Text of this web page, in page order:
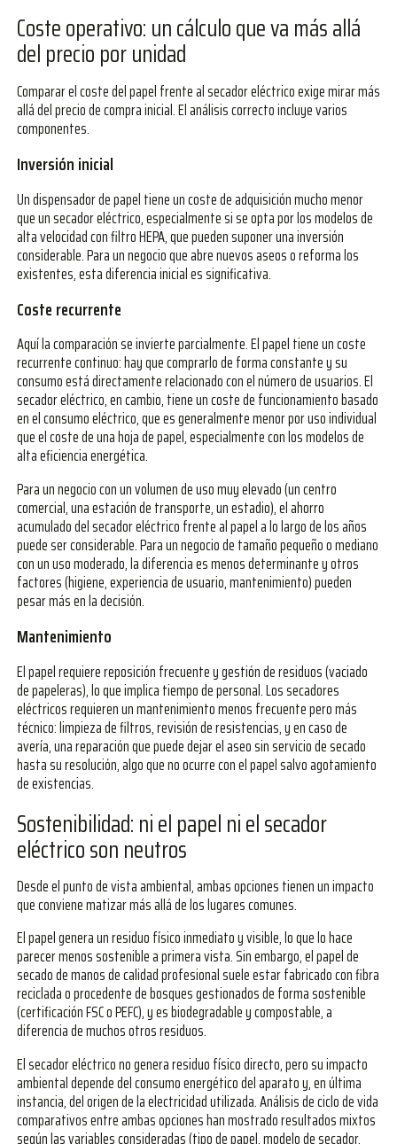
Coste operativo: un cálculo que va más allá
del precio por unidad
Comparar el coste del papel frente al secador eléctrico exige mirar más
allá del precio de compra inicial. El análisis correcto incluye varios
componentes.
Inversión inicial
Un dispensador de papel tiene un coste de adquisición mucho menor
que un secador eléctrico, especialmente si se opta por los modelos de
alta velocidad con filtro HEPA, que pueden suponer una inversión
considerable. Para un negocio que abre nuevos aseos o reforma los
existentes, esta diferencia inicial es significativa.
Coste recurrente
Aquí la comparación se invierte parcialmente. El papel tiene un coste
recurrente continuo: hay que comprarlo de forma constante y su
consumo está directamente relacionado con el número de usuarios. El
secador eléctrico, en cambio, tiene un coste de funcionamiento basado
en el consumo eléctrico, que es generalmente menor por uso individual
que el coste de una hoja de papel, especialmente con los modelos de
alta eficiencia energética.
Para un negocio con un volumen de uso muy elevado (un centro
comercial, una estación de transporte, un estadio), el ahorro
acumulado del secador eléctrico frente al papel a lo largo de los años
puede ser considerable. Para un negocio de tamaño pequeño o mediano
con un uso moderado, la diferencia es menos determinante y otros
factores (higiene, experiencia de usuario, mantenimiento) pueden
pesar más en la decisión.
Mantenimiento
El papel requiere reposición frecuente y gestión de residuos (vaciado
de papeleras), lo que implica tiempo de personal. Los secadores
eléctricos requieren un mantenimiento menos frecuente pero más
técnico: limpieza de filtros, revisión de resistencias, y en caso de
avería, una reparación que puede dejar el aseo sin servicio de secado
hasta su resolución, algo que no ocurre con el papel salvo agotamiento
de existencias.
Sostenibilidad: ni el papel ni el secador
eléctrico son neutros
Desde el punto de vista ambiental, ambas opciones tienen un impacto
que conviene matizar más allá de los lugares comunes.
El papel genera un residuo físico inmediato y visible, lo que lo hace
parecer menos sostenible a primera vista. Sin embargo, el papel de
secado de manos de calidad profesional suele estar fabricado con fibra
reciclada o procedente de bosques gestionados de forma sostenible
(certificación FSC o PEFC), y es biodegradable y compostable, a
diferencia de muchos otros residuos.
El secador eléctrico no genera residuo físico directo, pero su impacto
ambiental depende del consumo energético del aparato y, en última
instancia, del origen de la electricidad utilizada. Análisis de ciclo de vida
comparativos entre ambas opciones han mostrado resultados mixtos
según las variables consideradas (tipo de papel, modelo de secador,